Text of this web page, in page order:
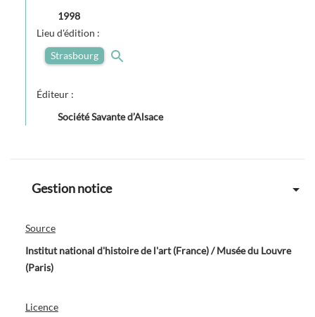
1998
Lieu d'édition :
Strasbourg
Éditeur :
Société Savante d’Alsace
Gestion notice
Source
Institut national d'histoire de l'art (France) / Musée du Louvre
(Paris)
Licence